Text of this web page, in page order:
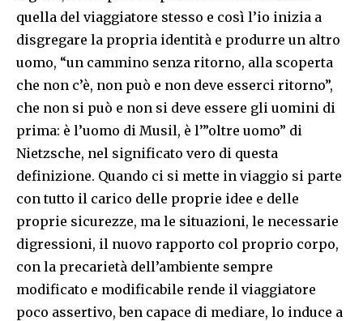
quella del viaggiatore stesso e così l’io inizia a
disgregare la propria identità e produrre un altro
uomo, “un cammino senza ritorno, alla scoperta
che non c’è, non può e non deve esserci ritorno”,
che non si può e non si deve essere gli uomini di
prima: è l’uomo di Musil, è l’”oltre uomo” di
Nietzsche, nel significato vero di questa
definizione. Quando ci si mette in viaggio si parte
con tutto il carico delle proprie idee e delle
proprie sicurezze, ma le situazioni, le necessarie
digressioni, il nuovo rapporto col proprio corpo,
con la precarietà dell’ambiente sempre
modificato e modificabile rende il viaggiatore
poco assertivo, ben capace di mediare, lo induce a